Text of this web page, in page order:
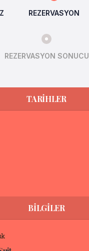
REZERVASYON
REZERVASYON SONUCU
TARİHLER
BİLGİLER